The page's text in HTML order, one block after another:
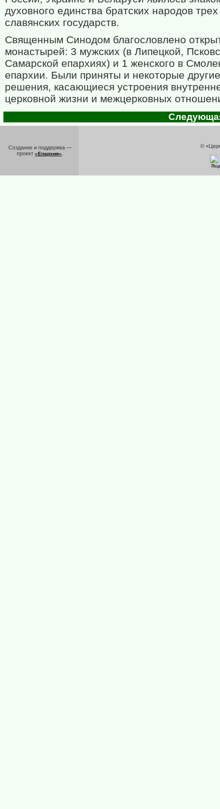
духовного единства братских народов трех
славянских государств.
Священным Синодом благословлено
монастырей: 3 мужских (в Липецкой,
Самарской епархиях) и 1 женского в
епархии. Были приняты и некоторые другие
решения, касающиеся устроения
церковной жизни и межцерковных
Создание и поддержка —
проект «Епархия»
©